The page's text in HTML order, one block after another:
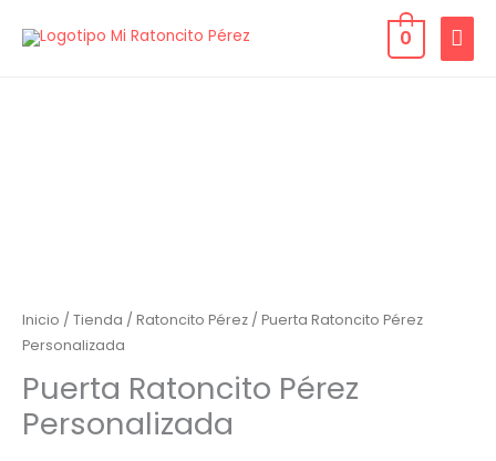
0
Inicio / Tienda / Ratoncito Pérez / Puerta Ratoncito Pérez
Personalizada
Puerta Ratoncito Pérez
Personalizada